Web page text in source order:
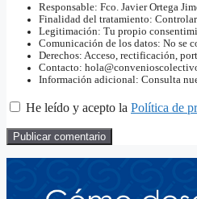
Responsable: Fco. Javier Ortega
Finalidad del tratamiento:
Legitimación: Tu propio
Comunicación de los datos: No se
Derechos: Acceso, rectificación,
Contacto:
Información adicional: Consulta
He leído y acepto la Política de